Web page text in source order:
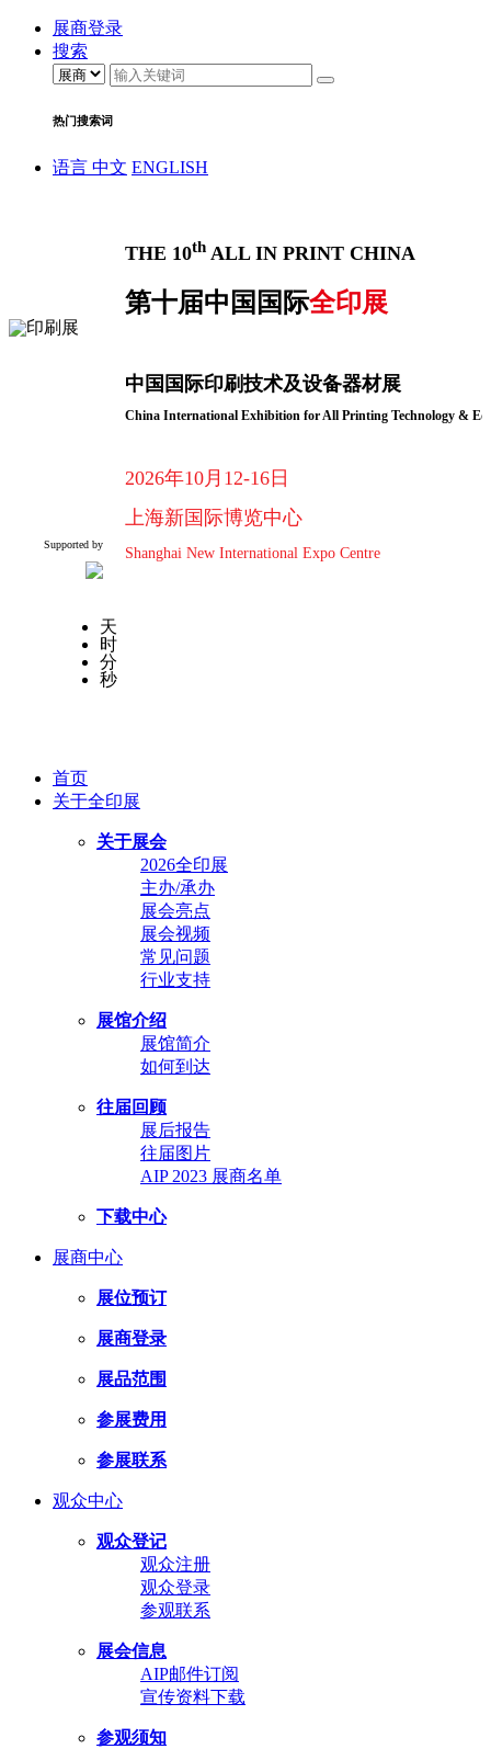
展商登录
搜索
热门搜索词
语言 中文 ENGLISH
THE 10th ALL IN PRINT CHINA
第十届中国国际全印展
中国国际印刷技术及设备器材展
China International Exhibition for All Printing Technology &
2026年10月12-16日
上海新国际博览中心
Shanghai New International Expo Centre
Supported by
天
时
分
秒
首页
关于全印展
关于展会
2026全印展
主办/承办
展会亮点
展会视频
常见问题
行业支持
展馆介绍
展馆简介
如何到达
往届回顾
展后报告
往届图片
AIP 2023 展商名单
下载中心
展商中心
展位预订
展商登录
展品范围
参展费用
参展联系
观众中心
观众登记
观众注册
观众登录
参观联系
展会信息
AIP邮件订阅
宣传资料下载
参观须知